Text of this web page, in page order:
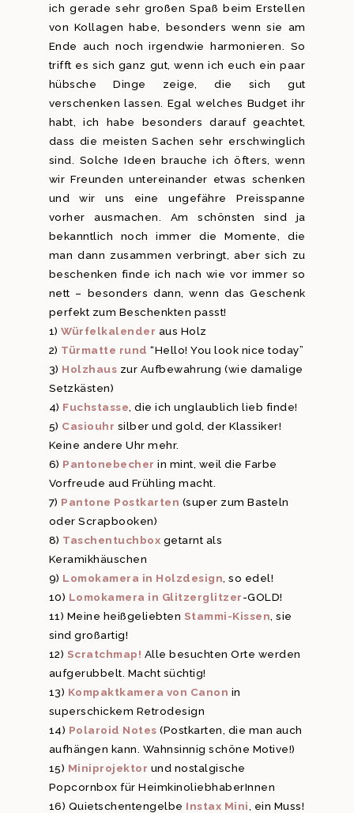
ich gerade sehr großen Spaß beim Erstellen
von Kollagen habe, besonders wenn sie am
Ende auch noch irgendwie harmonieren. So
trifft es sich ganz gut, wenn ich euch ein paar
hübsche Dinge zeige, die sich gut
verschenken lassen. Egal welches Budget ihr
habt, ich habe besonders darauf geachtet,
dass die meisten Sachen sehr erschwinglich
sind. Solche Ideen brauche ich öfters, wenn
wir Freunden untereinander etwas schenken
und wir uns eine ungefähre Preisspanne
vorher ausmachen. Am schönsten sind ja
bekanntlich noch immer die Momente, die
man dann zusammen verbringt, aber sich zu
beschenken finde ich nach wie vor immer so
nett – besonders dann, wenn das Geschenk
perfekt zum Beschenkten passt!
1) Würfelkalender aus Holz
2) Türmatte rund “Hello! You look nice today”
3) Holzhaus zur Aufbewahrung (wie damalige
Setzkästen)
4) Fuchstasse , die ich unglaublich lieb finde!
5) Casiouhr silber und gold, der Klassiker!
Keine andere Uhr mehr.
6) Pantonebecher in mint, weil die Farbe
Vorfreude aud Frühling macht.
7) Pantone Postkarten (super zum Basteln
oder Scrapbooken)
8) Taschentuchbox getarnt als
Keramikhäuschen
9) Lomokamera in Holzdesign , so edel!
10) Lomokamera in Glitzerglitzer-GOLD!
11) Meine heißgeliebten Stammi-Kissen , sie
sind großartig!
12) Scratchmap! Alle besuchten Orte werden
aufgerubbelt. Macht süchtig!
13) Kompaktkamera von Canon in
superschickem Retrodesign
14) Polaroid Notes (Postkarten, die man auch
aufhängen kann. Wahnsinnig schöne Motive!)
15) Miniprojektor und nostalgische
Popcornbox für HeimkinoliebhaberInnen
16) Quietschentengelbe Instax Mini , ein Muss!